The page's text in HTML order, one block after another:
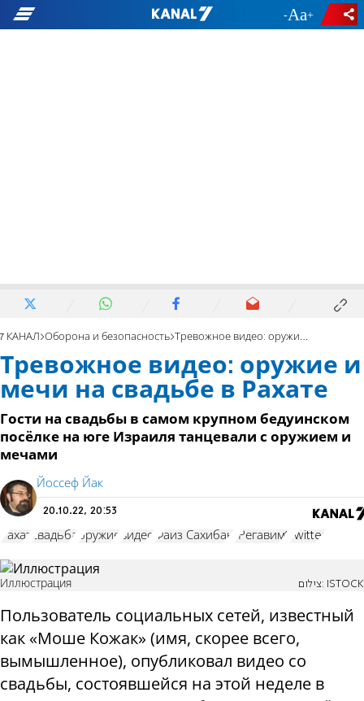
- +
7 КАНАЛ Оборона и безопасность Тревожное видео: оружие и мечи на свадьбе в Рахате
Тревожное видео: оружие и
мечи на свадьбе в Рахате
Гости на свадьбы в самом крупном бедуинском
посёлке на юге Израиля танцевали с оружием и
мечами
Йоссеф Йак
20.10.22, 20:53
Рахат свадьба оружие видео Фаиз Сахибан "Регавим" Twitter
Иллюстрация צילום: ISTOCK
Пользователь социальных сетей, известный
как «Моше Кожак» (имя, скорее всего,
вымышленное), опубликовал видео со
свадьбы, состоявшейся на этой неделе в